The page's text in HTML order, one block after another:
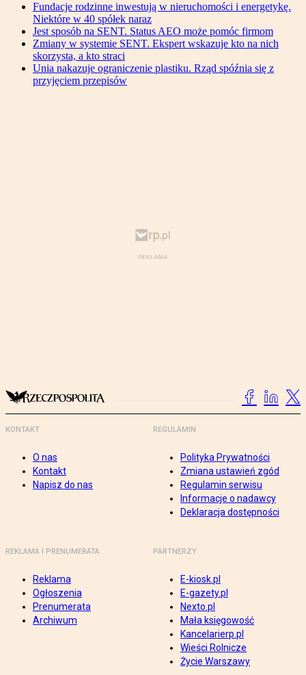
Fundacje rodzinne inwestują w nieruchomości i energetykę.
Niektóre w 40 spółek naraz
Jest sposób na SENT. Status AEO może pomóc firmom
Zmiany w systemie SENT. Ekspert wskazuje kto na nich
skorzysta, a kto straci
Unia nakazuje ograniczenie plastiku. Rząd spóźnia się z
przyjęciem przepisów
KONTAKT
O nas
Kontakt
Napisz do nas
REGULAMIN
Polityka Prywatności
Zmiana ustawień zgód
Regulamin serwisu
Informacje o nadawcy
Deklaracja dostępności
REKLAMA I PRENUMERATA
Reklama
Ogłoszenia
Prenumerata
Archiwum
PARTNERZY
E-kiosk.pl
E-gazety.pl
Nexto.pl
Mała księgowość
Kancelarierp.pl
Wieści Rolnicze
Życie Warszawy